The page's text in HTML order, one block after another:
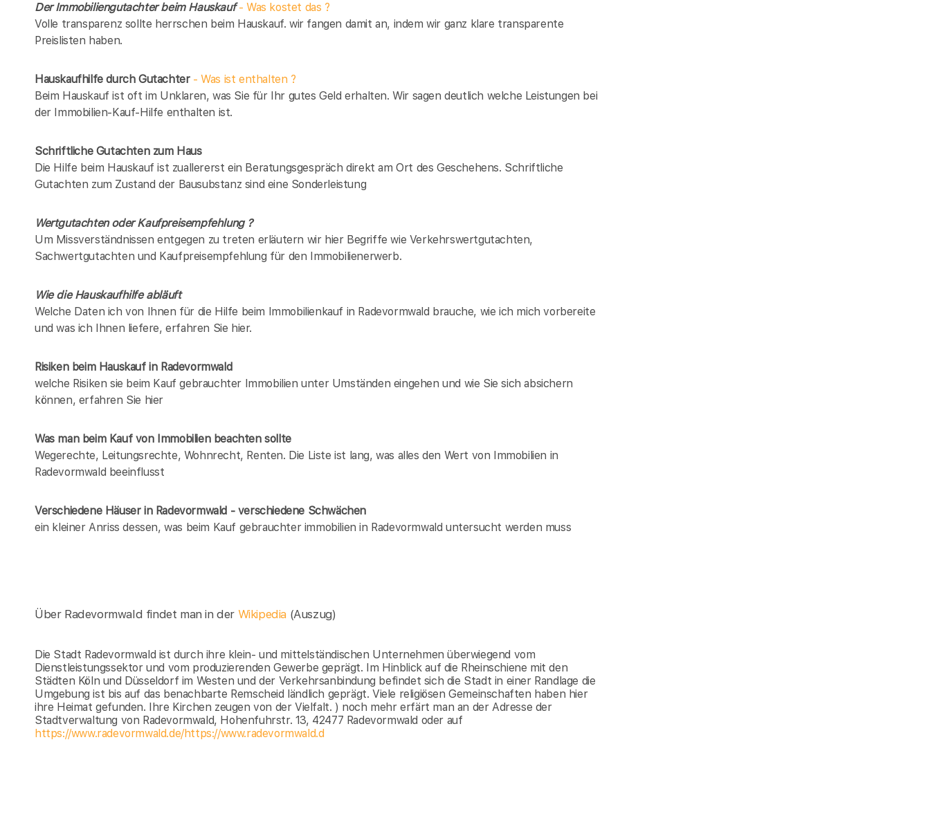
Der Immobiliengutachter beim Hauskauf- Was kostet das ?
Volle transparenz sollte herrschen beim Hauskauf. wir fangen damit an, indem wir ganz klare transparente
Preislisten haben.
Hauskaufhilfe durch Gutachter- Was ist enthalten ?
Beim Hauskauf ist oft im Unklaren, was Sie für Ihr gutes Geld erhalten. Wir sagen deutlich welche Leistungen bei
der Immobilien-Kauf-Hilfe enthalten ist.
Schriftliche Gutachten zum Haus
Die Hilfe beim Hauskauf ist zuallererst ein Beratungsgespräch direkt am Ort des Geschehens. Schriftliche
Gutachten zum Zustand der Bausubstanz sind eine Sonderleistung
Wertgutachten oder Kaufpreisempfehlung ?
Um Missverständnissen entgegen zu treten erläutern wir hier Begriffe wie Verkehrswertgutachten,
Sachwertgutachten und Kaufpreisempfehlung für den Immobilienerwerb.
Wie die Hauskaufhilfe abläuft
Welche Daten ich von Ihnen für die Hilfe beim Immobilienkauf in Radevormwald brauche, wie ich mich vorbereite
und was ich Ihnen liefere, erfahren Sie hier.
Risiken beim Hauskaufin Radevormwald
welche Risiken sie beim Kauf gebrauchter Immobilien unter Umständen eingehen und wie Sie sich absichern
können, erfahren Sie hier
Was man beim Kauf von Immobilien beachten sollte
Wegerechte, Leitungsrechte, Wohnrecht, Renten. Die Liste ist lang, was alles den Wert von Immobilien in
Radevormwald beeinflusst
Verschiedene Häuser in Radevormwald - verschiedene Schwächen
ein kleiner Anriss dessen, was beim Kauf gebrauchter immobilien in Radevormwald untersucht werden muss
Über Radevormwald findet man in der Wikipedia (Auszug)
Die Stadt Radevormwald ist durch ihre klein- und mittelständischen Unternehmen überwiegend vom
Dienstleistungssektor und vom produzierenden Gewerbe geprägt. Im Hinblick auf die Rheinschiene mit den
Städten Köln und Düsseldorf im Westen und der Verkehrsanbindung befindet sich die Stadt in einer Randlage die
Umgebung ist bis auf das benachbarte Remscheid ländlich geprägt. Viele religiösen Gemeinschaften haben hier
ihre Heimat gefunden. Ihre Kirchen zeugen von der Vielfalt. ) noch mehr erfärt man an der Adresse der
Stadtverwaltung von Radevormwald, Hohenfuhrstr. 13, 42477 Radevormwald oder auf
https://www.radevormwald.de/https://www.radevormwald.d